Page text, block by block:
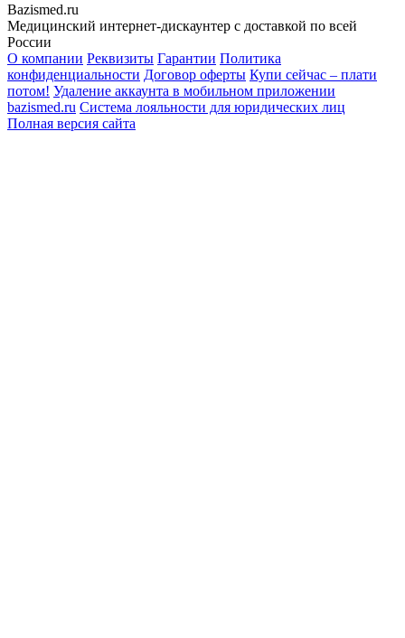
Bazismed.ru
Медицинский интернет-дискаунтер с доставкой по всей
России
О компании Реквизиты Гарантии Политика
конфиденциальности Договор оферты Купи сейчас – плати
потом! Удаление аккаунта в мобильном приложении
bazismed.ru Система лояльности для юридических лиц
Полная версия сайта